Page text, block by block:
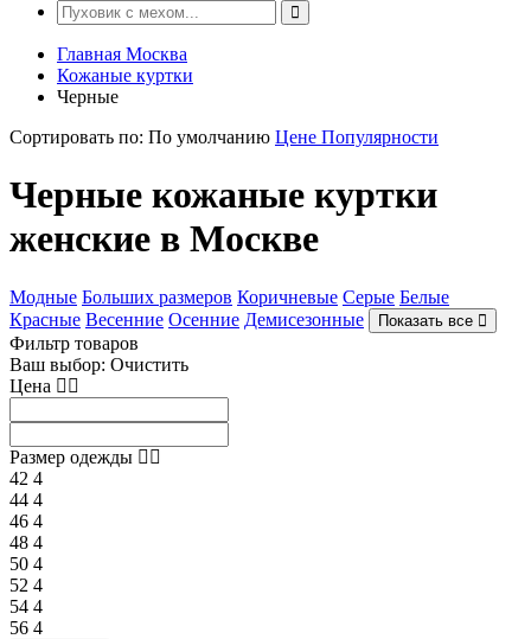
Главная Москва
Кожаные куртки
Черные
Сортировать по: По умолчанию Цене Популярности
Черные кожаные куртки
женские в Москве
Модные Больших размеров Коричневые Серые Белые
Красные Весенние Осенние Демисезонные Показать все
Фильтр товаров
Ваш выбор: Очистить
Цена
Размер одежды
42 4
44 4
46 4
48 4
50 4
52 4
54 4
56 4